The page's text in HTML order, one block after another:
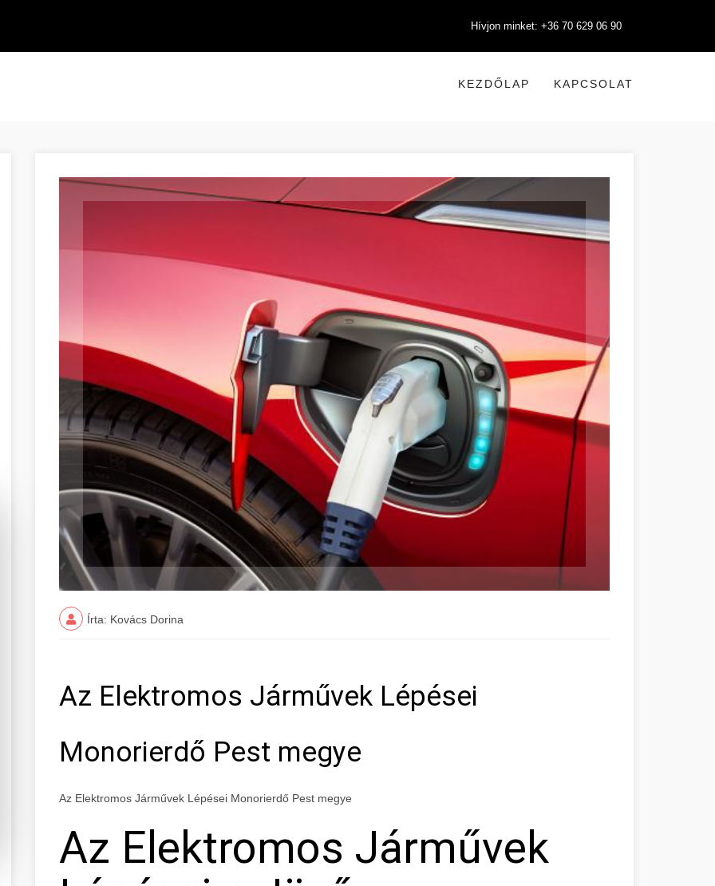
Hívjon minket: +36 70 629 06 90
KEZDŐLAP KAPCSOLAT
Írta: Kovács Dorina
Az Elektromos Járművek Lépései
Monorierdő Pest megye
Az Elektromos Járművek Lépései Monorierdő Pest megye
Az Elektromos Járművek